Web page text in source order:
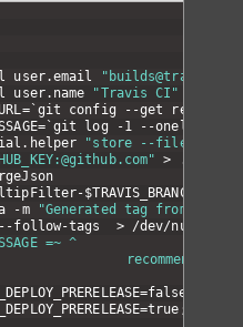
user.email " builds@travis-
user. name
"Travis CI"
` git config --get remote
` git log -1 --oneline
. helper
"store --file=.git/
> .
$TRAVIS BRANCH-v0
-m
"Generated tag from
--follow-tags > /dev/null
=~ ^
recommen
_DEPLOY_ PRERELEASE=false
_DEPLOY_ PRERELEASE=true ;